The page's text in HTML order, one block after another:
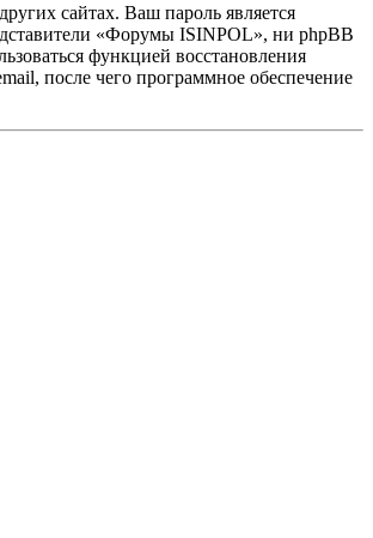
сайтах. Ваш пароль является
«Форумы ISINPOL», ни phpBB
функцией восстановления
после чего программное обеспечение